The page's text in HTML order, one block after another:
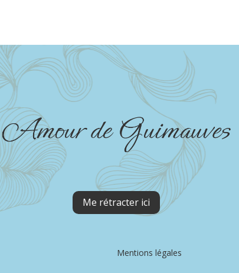
Me rétracter ici
Mentions légales